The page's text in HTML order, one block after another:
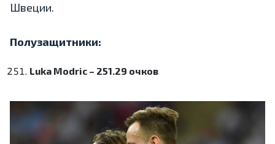
Швеции.
Полузащитники:
Luka Modric – 251.29 очков